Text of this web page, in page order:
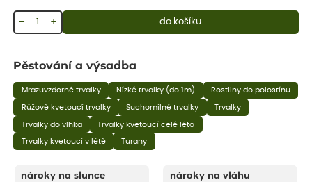
+
− do košíku
Pěstování a výsadba
Mrazuvzdorné trvalky Nízké trvalky (do 1m) Rostliny do polostínu
Růžově kvetoucí trvalky Suchomilné trvalky Trvalky
Trvalky do vlhka Trvalky kvetoucí celé léto
Trvalky kvetoucí v létě Turany
nároky na slunce nároky na vláhu